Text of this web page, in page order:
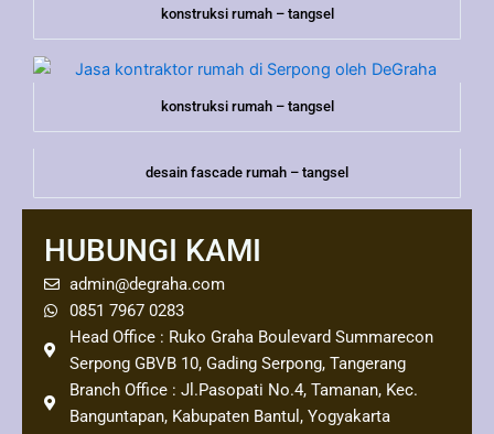
konstruksi rumah – tangsel
konstruksi rumah – tangsel
desain fascade rumah – tangsel
HUBUNGI KAMI
admin@degraha.com
0851 7967 0283
Head Office : Ruko Graha Boulevard Summarecon
Serpong GBVB 10, Gading Serpong, Tangerang
Branch Office : Jl.Pasopati No.4, Tamanan, Kec.
Banguntapan, Kabupaten Bantul, Yogyakarta